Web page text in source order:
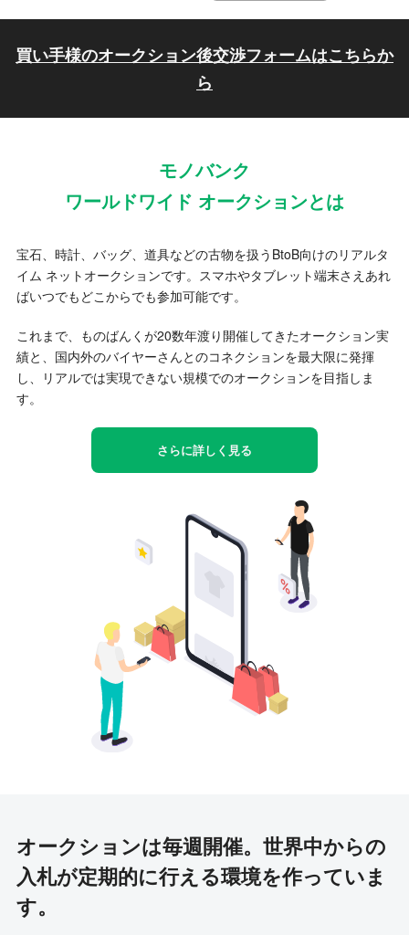
買い手様のオークション後交渉フォームはこちらか
ら
モノバンク
ワールドワイド オークションとは
宝石、時計、バッグ、道具などの古物を扱うBtoB向けのリアルタ
イム ネットオークションです。スマホやタブレット端末さえあれ
ばいつでもどこからでも参加可能です。
これまで、ものばんくが20数年渡り開催してきたオークション実
績と、国内外のバイヤーさんとのコネクションを最大限に発揮
し、リアルでは実現できない規模でのオークションを目指しま
す。
さらに詳しく見る
オークションは毎週開催。 世界中からの
入札が定期的に行える環境を作っていま
す。